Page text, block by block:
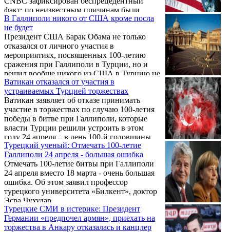
факт: по неизвестным причинам были
продемонстрированы кадры с мероприятий
в мемориальном комплексе в память жертв
Геноцида армян «Цицернакаберд» в
Ереване.
В Галлиполи никого от США кроме посла
не будет
Президент США Барак Обама не только
отказался от личного участия в
мероприятиях, посвященных 100-летию
сражения при Галлиполи в Турции, но и
решил вообще никого из США в Турцию не
отправлять.
Ватикан отказался от участия в
устраиваемых Турцией торжествах
Ватикан заявляет об отказе принимать
участие в торжествах по случаю 100-летия
победы в битве при Галлиполи, которые
власти Турции решили устроить в этом
году 24 апреля – в день 100-й годовщины
Геноцида армян в Османской империи.
Турецкий ученый: Отмечать 100-летие
Галлиполи 24 апреля - большая ошибка
Отмечать 100-летие битвы при Галлиполи
24 апреля вместо 18 марта - очень большая
ошибка. Об этом заявил профессор
турецкого университета «Билкент», доктор
Эсра Чухудар.
Турецкие СМИ в истерике: Президент
Германии «предпочел армян», приехать на
торжества в Анкару отказалась и канцлер